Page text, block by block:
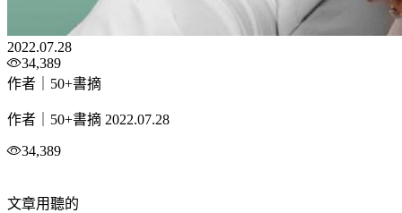
2022.07.28
34,389
作者｜50+書摘
作者｜50+書摘 2022.07.28
34,389
文章用聽的